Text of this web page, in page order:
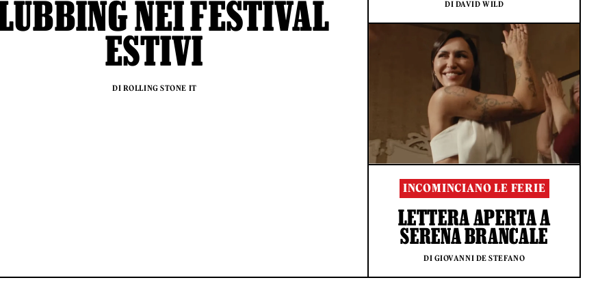
NEI FESTIVAL
ESTIVI
DI ROLLING STONE IT
DI DAVID WILD
INCOMINCIANO LE FERIE
LETTERA APERTA A
SERENA BRANCALE
DI GIOVANNI DE STEFANO